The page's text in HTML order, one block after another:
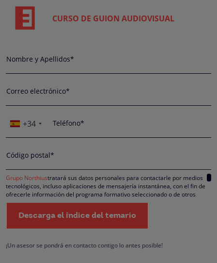
CURSO DE GUION AUDIOVISUAL
Nombre y Apellidos*
Correo electrónico*
+34 Teléfono*
Código postal*
Grupo Northiustratará sus datos personales para contactarle por medios
tecnológicos, incluso aplicaciones de mensajería instantánea, con el fin de
ofrecerle información del programa formativo seleccionado o de otros
directamente relacionados con el interés manifestado y, en su caso, para
tramitar la contratación correspondiente. Compartiremos su solicitud con las
empresas que conforman elGrupo Northius, con el objeto de que estas
hacerle llegar la mejor oferta de productos y servicios de acuerdo a su
oposición, limitación, tal y como se explica en laPolítica de Privacidad
Descarga el índice del temario
¡Un asesor se pondrá en contacto contigo lo antes posible!